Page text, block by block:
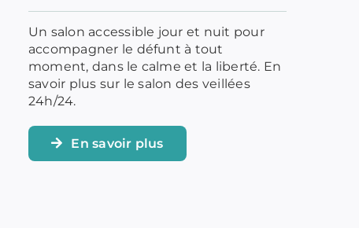
Un salon accessible jour et nuit pour
accompagner le défunt à tout
moment, dans le calme et la liberté. En
savoir plus sur le salon des veillées
24h/24.
En savoir plus